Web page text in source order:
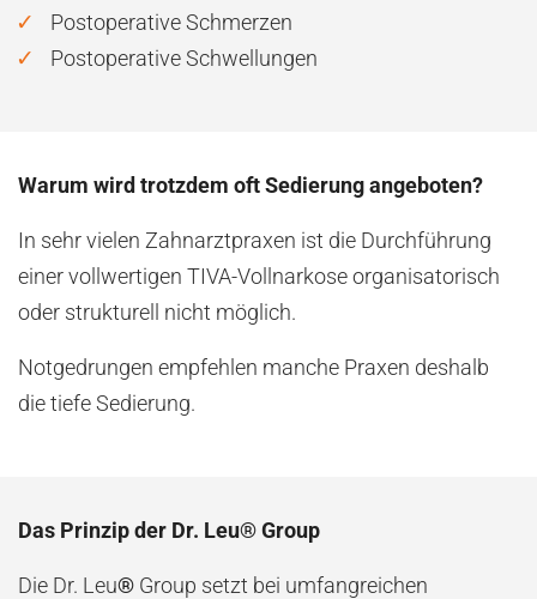
Postoperative Schmerzen
Postoperative Schwellungen
Warum wird trotzdem oft Sedierung angeboten?
In sehr vielen Zahnarztpraxen ist die Durchführung
einer vollwertigen TIVA-Vollnarkose organisatorisch
oder strukturell nicht möglich.
Notgedrungen empfehlen manche Praxen deshalb
die tiefe Sedierung.
Das Prinzip der Dr. Leu® Group
Die Dr. Leu® Group setzt bei umfangreichen